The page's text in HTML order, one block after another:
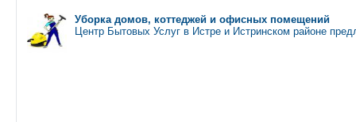
Уборка домов, коттеджей и офисных помещений
Центр Бытовых Услуг в Истре и Истринском районе